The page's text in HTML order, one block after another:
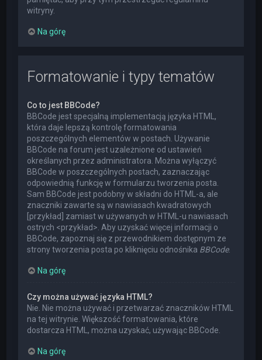
witryny.
Na górę
Formatowanie i typy tematów
Co to jest BBCode?
BBCode jest specjalną implementacją języka HTML,
która daje lepszą kontrolę formatowania
poszczególnych elementów w postach. Używanie
BBCode na forum jest uzależnione od ustawień
określanych przez administratora. Można wyłączyć
BBCode w poszczególnych postach, zaznaczając
odpowiednią funkcję w formularzu tworzenia posta.
Sam BBCode jest podobny w składni do HTML-a, ale
znaczniki zawarte są w nawiasach kwadratowych
[przykład] zamiast w używanych w HTML-u nawiasach
ostrych <przykład>. Aby uzyskać więcej informacji o
BBCode, zapoznaj się z przewodnikiem dostępnym ze
strony tworzenia posta po kliknięciu odnośnika BBCode.
Na górę
Czy można używać języka HTML?
Nie. Nie można używać i przetwarzać znaczników HTML
na tej witrynie. Większość formatowania, które
dostarcza HTML, można uzyskać, używając BBCode.
Na górę